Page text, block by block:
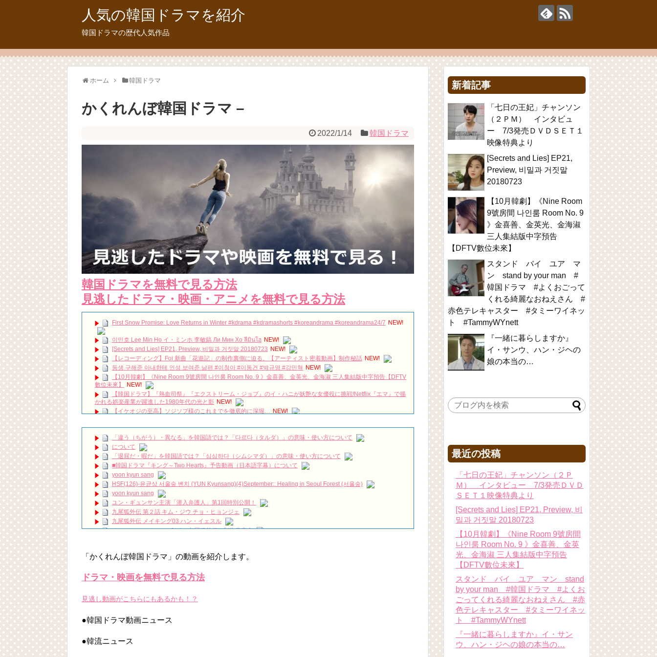
人気の韓国ドラマを紹介
韓国ドラマの歴代人気作品
ホーム 韓国ドラマ
かくれんぼ韓国ドラマ –
2022/1/14 韓国ドラマ
韓国ドラマを無料で見る方法
見逃したドラマ・映画・アニメを無料で見る方法
First Snow Promise: Love Returns in Winter #kdrama #kdramashorts #koreandrama #koreandrama24/7 NEW!
이민호 Lee Min Ho イ・ミンホ 李敏鎬 Ли Мин Хо ลีมินโฮ NEW!
[Secrets and Lies] EP21, Preview, 비밀과 거짓말 20180723 NEW!
【レコーディング】Foi 新曲「花遊記」の制作裏側に迫る。【アーティスト密着動画】制作秘話 NEW!
동생 구해준 아내한테 인성 보여준 남편 #이청아 #이동건 #박규영 #강민혁 NEW!
【10月韓劇】《Nine Room 9號房間 나인룸 Room No. 9 》金喜善、金英光、金海淑 三人集結版中字預告【DFTV
數位未來】
NEW!
【韓国ドラマ】『熱血司祭』『エクストリーム・ジョブ』のイ・ハニが妖艶な女優役に挑戦!Netflix『エマ』で描
かれる娯楽産業が躍進した1980年代の光と影 NEW!
【イケオジの至高】ソジソプ様のこれまでを徹底的に深堀…
NEW!
色テレキャスター #タミーワイネット #TammyWYnett NEW!
mistress 더 완벽하게 감췄어야 했던 어젯밤의 진실 미스트리스 메인 예고 최초 공개 180428 EP.0 NEW!
【コス太の予言】8月2週目 #shorts
『一緒に暮らしますか』イ・サンウ、ハン・ジヘの娘の本当の… NEW!
ハン・ヘジン 한혜진 – (선공개) 강남 3대 얼짱 출신 &#39;한혜진 언니&#39; (ft. 도여니의 학창시절) | 편 먹고 갈래
요? 밥블레스유 2 bobblessyou2 EP.18
ソン・ヘギョ – ソンヘギョ キスまとめ
ハン・ヘジン 한혜진 – Still We (여전히 우리는)
한가인 –
「ライフ・ オン・ マーズ」2019年11月2日TSUTAYAにて先行レンタル開始！
(ENG SUB) Behind The Scene Hyun Bin 현빈❤️ 손예진 Son Ye Jin-Crash Landing On You/ヒョンビン❤️ソンイ
ェジン / エンジョイ❕
キム・レウォンの影絵遊び！？「黒騎士～永遠の約束～」メイキングを一部公開（DVD-SET2特典映像より）
Powered by livedoor 相互RSS
「違う（ちがう）・異なる」を韓国語では？「다르다（タルダ）」の意味・使い方について
について
「退屈だ・暇だ」を韓国語では？「심심하다（シムシマダ）」の意味・使い方について
■韓国ドラマ『キング～Two Hearts』予告動画（日本語字幕）について
yoon kyun sang
HSF(126)-윤균상 서울숲 벤치 (YUN Kyunsang)(4)September:: Healing in Seoul Forest (서울숲)
yoon kyun sang
ユン・ギュンサン主演「潜入弁護人」第1回特別公開！
九尾狐外伝 第２話 キム・ジウ チョ・ヒョンジェ
九尾狐外伝 メイキング03 ハン・イェスル
チョ・ヒョンジェ 조현재 九尾狐外伝 制作発表会
(11/26)
キム・ユジョン、美しいセルフショットで近況を伝える“会いたいでしょ？” Big News TV
YUCHUN ♥ LOVE 15 「成均館 5話」
俳優カン・ギヨン、突然の熱愛宣言…「キム秘書がなぜそうか」出演で話題 Big News TV
「かくれんぼ韓国ドラマ」の動画を紹介します。
ドラマ・映画を無料で見る方法
見逃し動画がこちらにもあるかも！？
●韓国ドラマ動画ニュース
●韓流ニュース
新着記事
「七日の王妃」チャンソン
（２ＰＭ） インタビュ
ー 7/3発売ＤＶＤＳＥＴ１
映像特典より
[Secrets and Lies] EP21,
Preview, 비밀과 거짓말
20180723
【10月韓劇】《Nine Room
9號房間 나인룸 Room No. 9
》金喜善、金英光、金海淑
三人集結版中字預告
【DFTV數位未來】
スタンド バイ ユア マ
ン stand by your man #
韓国ドラマ #よくおごって
くれる綺麗なおねえさん #
赤色テレキャスター #タミーワイネッ
ト #TammyWYnett
『一緒に暮らしますか』
イ・サンウ、ハン・ジヘの
娘の本当の…
最近の投稿
「七日の王妃」チャンソン（２Ｐ
Ｍ） インタビュー 7/3発売ＤＶＤ
ＳＥＴ１映像特典より
[Secrets and Lies] EP21, Preview, 비
밀과 거짓말 20180723
【10月韓劇】《Nine Room 9號房間
나인룸 Room No. 9 》金喜善、金英
光、金海淑 三人集結版中字預告
【DFTV數位未來】
スタンド バイ ユア マン stand
by your man #韓国ドラマ #よくお
ごってくれる綺麗なおねえさん #赤
色テレキャスター #タミーワイネッ
ト #TammyWYnett
『一緒に暮らしますか』イ・サン
ウ、ハン・ジヘの娘の本当の…